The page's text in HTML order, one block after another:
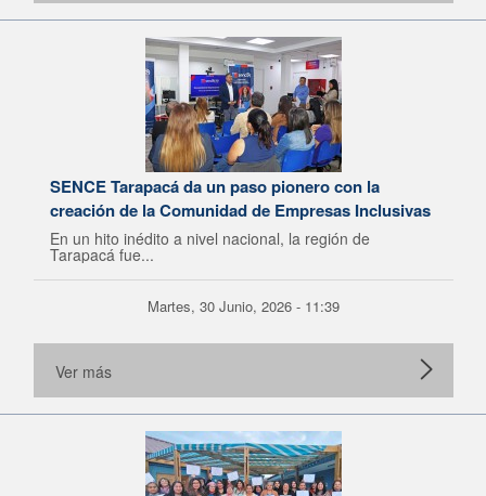
SENCE Tarapacá da un paso pionero con la
creación de la Comunidad de Empresas Inclusivas
En un hito inédito a nivel nacional, la región de
Tarapacá fue...
Martes, 30 Junio, 2026 - 11:39
Ver más